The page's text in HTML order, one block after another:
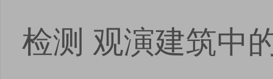
检测 观演建筑中